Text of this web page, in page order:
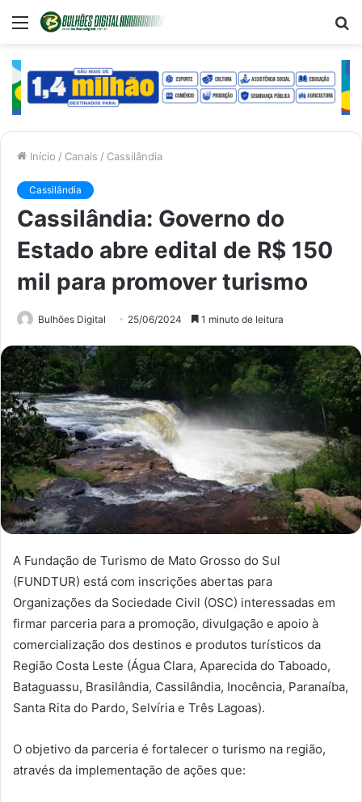
Menu
Início / Canais / Cassilândia
Cassilândia
Cassilândia: Governo do
Estado abre edital de R$ 150
mil para promover turismo
Bulhões Digital 25/06/2024 1 minuto de leitura
A Fundação de Turismo de Mato Grosso do Sul
(FUNDTUR) está com inscrições abertas para
Organizações da Sociedade Civil (OSC) interessadas em
firmar parceria para a promoção, divulgação e apoio à
comercialização dos destinos e produtos turísticos da
Região Costa Leste (Água Clara, Aparecida do Taboado,
Bataguassu, Brasilândia, Cassilândia, Inocência, Paranaíba,
Santa Rita do Pardo, Selvíria e Três Lagoas).
O objetivo da parceria é fortalecer o turismo na região,
através da implementação de ações que: